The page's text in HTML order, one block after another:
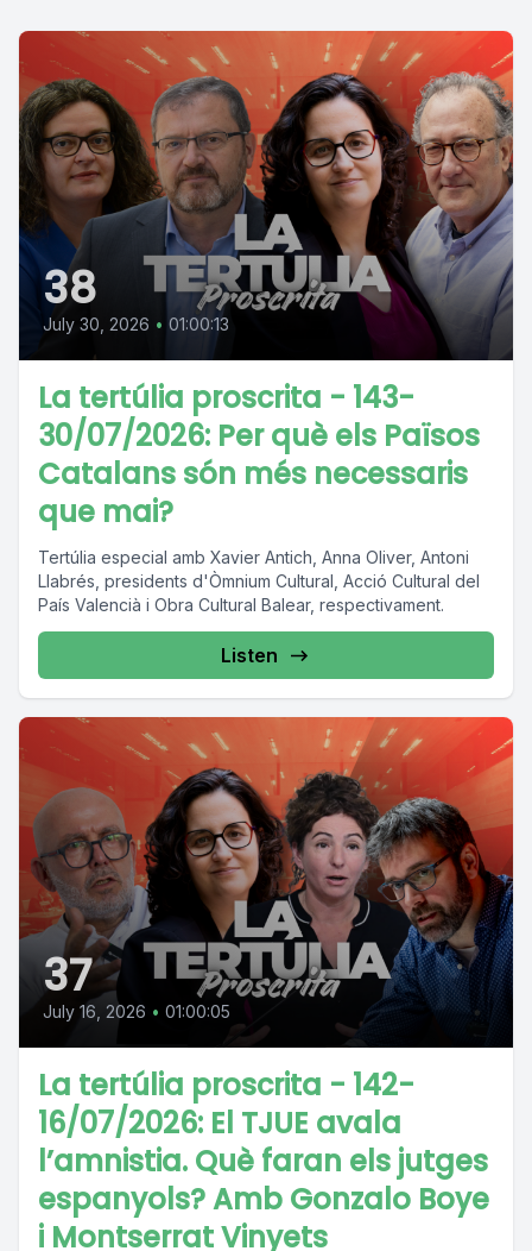
38
July 30, 2026 • 01:00:13
La tertúlia proscrita - 143-
30/07/2026: Per què els Països
Catalans són més necessaris
que mai?
Tertúlia especial amb Xavier Antich, Anna Oliver, Antoni
Llabrés, presidents d'Òmnium Cultural, Acció Cultural del
País Valencià i Obra Cultural Balear, respectivament.
Listen
37
July 16, 2026 • 01:00:05
La tertúlia proscrita - 142-
16/07/2026: El TJUE avala
l’amnistia. Què faran els jutges
espanyols? Amb Gonzalo Boye
i Montserrat Vinyets